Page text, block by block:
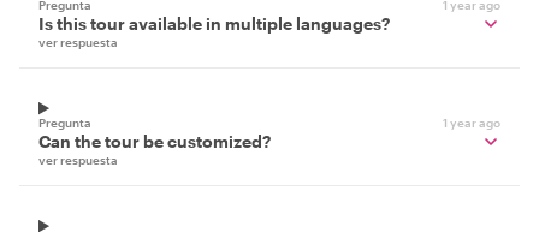
Pregunta 1 year ago
Is this tour available in multiple languages?
ver respuesta
Pregunta 1 year ago
Can the tour be customized?
ver respuesta